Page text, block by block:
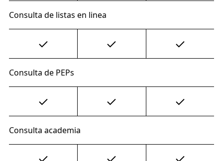
Consulta de listas en linea
Consulta de PEPs
Consulta academia